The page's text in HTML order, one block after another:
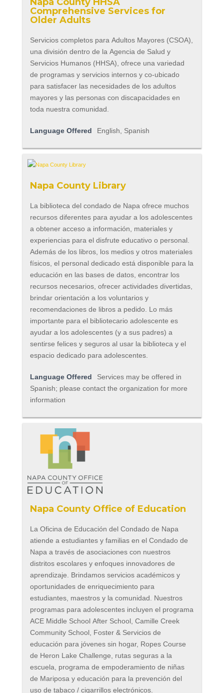
Comprehensive Services for
Older Adults
Servicios completos para Adultos Mayores (CSOA),
una división dentro de la Agencia de Salud y
Servicios Humanos (HHSA), ofrece una variedad
de programas y servicios internos y co-ubicado
para satisfacer las necesidades de los adultos
mayores y las personas con discapacidades en
toda nuestra comunidad.
Language Offered English, Spanish
Napa County Library
La biblioteca del condado de Napa ofrece muchos
recursos diferentes para ayudar a los adolescentes
a obtener acceso a información, materiales y
experiencias para el disfrute educativo o personal.
Además de los libros, los medios y otros materiales
físicos, el personal dedicado está disponible para la
educación en las bases de datos, encontrar los
recursos necesarios, ofrecer actividades divertidas,
brindar orientación a los voluntarios y
recomendaciones de libros a pedido. Lo más
importante para el bibliotecario adolescente es
ayudar a los adolescentes (y a sus padres) a
sentirse felices y seguros al usar la biblioteca y el
espacio dedicado para adolescentes.
Language Offered
Services may be offered in
Spanish; please contact the organization for more
information
Napa County Office of Education
La Oficina de Educación del Condado de Napa
atiende a estudiantes y familias en el Condado de
Napa a través de asociaciones con nuestros
distritos escolares y enfoques innovadores de
aprendizaje. Brindamos servicios académicos y
oportunidades de enriquecimiento para
estudiantes, maestros y la comunidad. Nuestros
programas para adolescentes incluyen el programa
ACE Middle School After School, Camille Creek
Community School, Foster & Servicios de
educación para jóvenes sin hogar, Ropes Course
de Heron Lake Challenge, rutas seguras a la
escuela, programa de empoderamiento de niñas
de Mariposa y educación para la prevención del
uso de tabaco / cigarrillos electrónicos.